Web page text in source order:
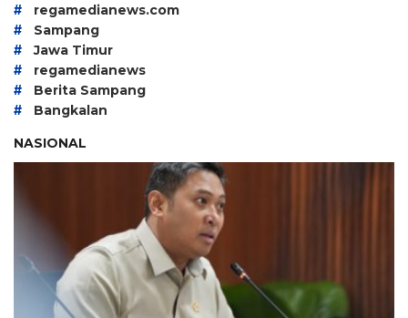
# regamedianews.com
# Sampang
# Jawa Timur
# regamedianews
# Berita Sampang
#
Bangkalan
NASIONAL